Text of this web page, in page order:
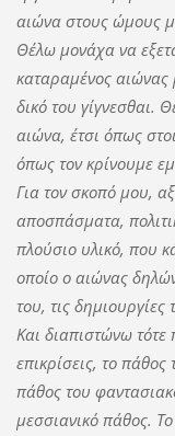
αιώνα στους ώμους
Θέλω μονάχα να
καταραμένος αιώνας
δικό του γίγνεσθαι.
αιώνα, έτσι όπως
όπως τον κρίνουμε
Για τον σκοπό μου,
αποσπάσματα,
πλούσιο υλικό, που
οποίο ο αιώνας
του, τις δημιουργίες
Και διαπιστώνω τότε
επικρίσεις, το
πάθος του
μεσσιανικό πάθος.